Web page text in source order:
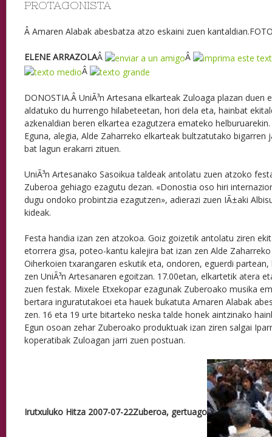
PROTAGONISTA
Â Amaren Alabak abesbatza atzo eskaini zuen
ELENE ARRAZOLAÂ
Â
Â
DONOSTIA.Â UniÃ³n Artesana elkarteak Zuloaga plazan duen
aldatuko du hurrengo hilabeteetan, hori dela eta, hainbat
azkenaldian beren elkartea ezagutzera emateko
Eguna, alegia, Alde Zaharreko elkarteak bultzatutako bigarren
bat lagun erakarri zituen.
UniÃ³n Artesanako Sasoikua taldeak antolatu zuen atzoko
Zuberoa gehiago ezagutu dezan. «Donostia oso hiri
dugu ondoko probintzia ezagutzen», adierazi zuen IÃ±aki
kideak.
Festa handia izan zen atzokoa. Goiz goizetik antolatu ziren
etorrera gisa, poteo-kantu kalejira bat izan zen Alde
Oiherkoien txarangaren eskutik eta, ondoren, eguerdi
zen UniÃ³n Artesanaren egoitzan. 17.00etan, elkartetik atera
zuen festak. Mixele Etxekopar ezagunak Zuberoako musika
bertara inguratutakoei eta hauek bukatuta Amaren Alabak
zen. 16 eta 19 urte bitarteko neska talde honek aintzinako
Egun osoan zehar Zuberoako produktuak izan ziren salgai
koperatibak Zuloagan jarri zuen postuan.
Irutxuluko Hitza 2007-07-22Zuberoa, gertuago